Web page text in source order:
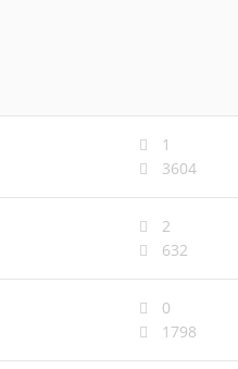
1
3604
2
632
0
1798